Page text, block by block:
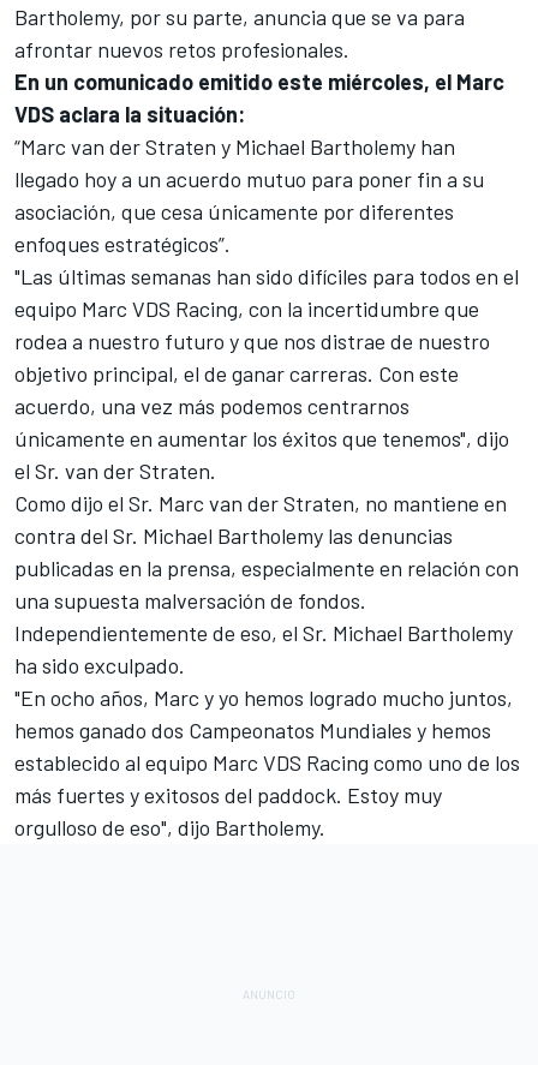
Bartholemy, por su parte, anuncia que se va para
afrontar nuevos retos profesionales.
En un comunicado emitido este miércoles, el Marc
VDS aclara la situación:
“Marc van der Straten y Michael Bartholemy han
llegado hoy a un acuerdo mutuo para poner fin a su
asociación, que cesa únicamente por diferentes
enfoques estratégicos”.
"Las últimas semanas han sido difíciles para todos en el
equipo Marc VDS Racing, con la incertidumbre que
rodea a nuestro futuro y que nos distrae de nuestro
objetivo principal, el de ganar carreras. Con este
acuerdo, una vez más podemos centrarnos
únicamente en aumentar los éxitos que tenemos", dijo
el Sr. van der Straten.
Como dijo el Sr. Marc van der Straten, no mantiene en
contra del Sr. Michael Bartholemy las denuncias
publicadas en la prensa, especialmente en relación con
una supuesta malversación de fondos.
Independientemente de eso, el Sr. Michael Bartholemy
ha sido exculpado.
"En ocho años, Marc y yo hemos logrado mucho juntos,
hemos ganado dos Campeonatos Mundiales y hemos
establecido al equipo Marc VDS Racing como uno de los
más fuertes y exitosos del paddock. Estoy muy
orgulloso de eso", dijo Bartholemy.